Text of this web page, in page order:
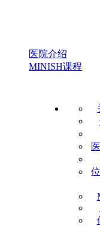
医院介绍
MINISH课程